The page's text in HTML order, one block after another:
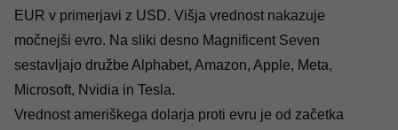
EUR v primerjavi z USD. Višja vrednost nakazuje
močnejši evro. Na sliki desno Magnificent Seven
sestavljajo družbe Alphabet, Amazon, Apple, Meta,
Microsoft, Nvidia in Tesla.
Vrednost ameriškega dolarja proti evru je od začetka